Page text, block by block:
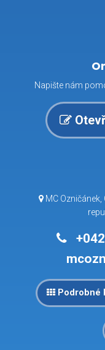
Napište nám
MC Ozničánek,
Podrobné